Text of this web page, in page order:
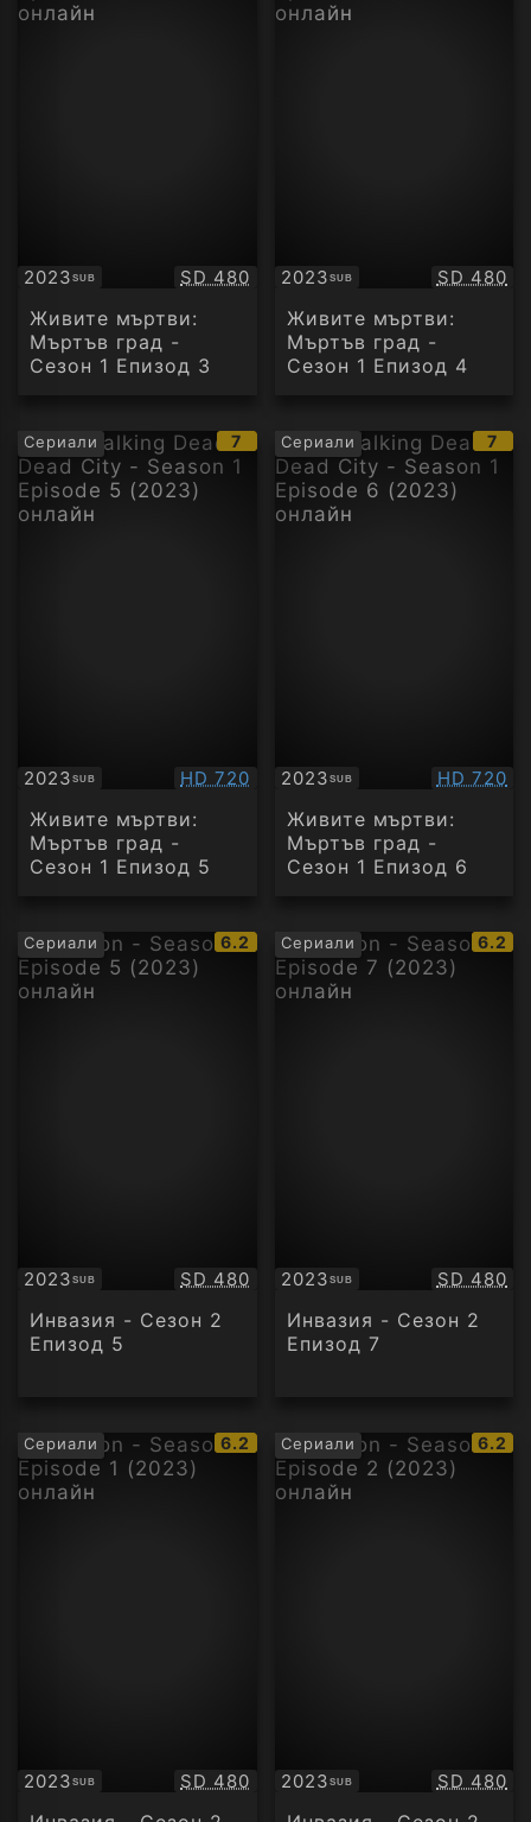
2023SUB
Субтитри Качество:
SD 480
Живите мъртви:
Мъртъв град -
Сезон 1 Епизод 3
2023SUB
Субтитри SD 480
Живите мъртви:
Мъртъв град -
Сезон 1 Епизод 4
Сериали
IMDb
рейтинг:
7
2023SUB
Субтитри Качество:
HD 720
Живите мъртви:
Мъртъв град -
Сезон 1 Епизод 5
Сериали 7
2023SUB
Субтитри HD 720
Живите мъртви:
Мъртъв град -
Сезон 1 Епизод 6
Сериали
IMDb
рейтинг:
6.2
2023SUB
Субтитри Качество:
SD 480
Инвазия - Сезон 2
Епизод 5
Сериали
IMDb
6.2
2023SUB
Субтитри SD 480
Инвазия - Сезон 2
Епизод 7
Сериали
IMDb
рейтинг:
6.2
2023SUB
Субтитри Качество:
SD 480
Сериали
IMDb
6.2
2023SUB
Субтитри SD 480